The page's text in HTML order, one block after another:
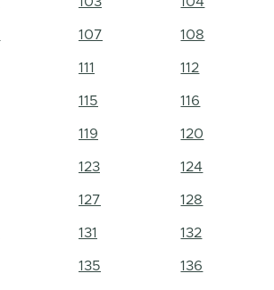
107 108
111 112
115 116
119 120
123 124
127 128
131 132
135 136